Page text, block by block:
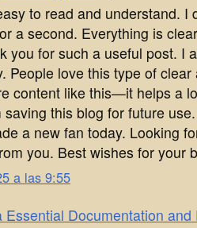
to read and understand. I
a second. Everything is
you for such a useful post. I
People love this type of
content like this—it helps a
saving this blog for future
a new fan today. Looking
you. Best wishes for your
a las 9:55
Essential Documentation and